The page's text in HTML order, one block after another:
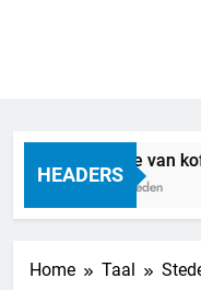
HEADERS
Droom je van
17 Uur Geleden
Home Taal